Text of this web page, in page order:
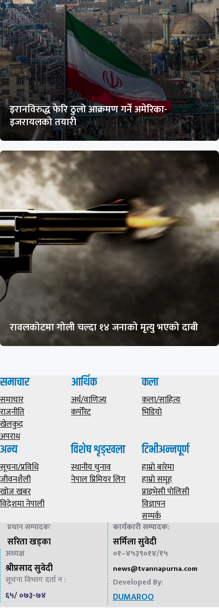
इरानविरुद्ध फेरि ठुलो आक्रमण गर्ने अमेरिका-
इजरायलको तयारी
रावलकोटमा गोली चल्दा १४ जनाको मृत्यु भएको दाबी
समाचार
समाचार
राजनीति
खेलकुद
अपराध
आर्थिक
अर्थ/वाणिज्य
कर्पोरेट
कला
कला/साहित्य
भिडियाे
अन्य
सूचना/प्रविधि
जीवनशैली
खोज खबर
विदेशमा नेपाली
विशेष शृङ्खला
स्थानीय चुनाव
नेपाल प्रिमियर लिग
टिभीअन्नपूर्ण
हाम्राे बारेमा
हाम्राे समूह
प्राइभेसी पाेलिसी
विज्ञापन
सम्पर्क
प्रधान सम्पादकः
सरिता खड्का
कार्यकारी सम्पादक:
सर्मिला सुवेदी
अध्यक्ष
श्रीप्रसाद सुवेदी
०१–४५३९०१४/१५
news@tvannapurna.com
सूचना विभाग दर्ता न :
६५/ ०७३-७४
Developed By:
DUMAROO